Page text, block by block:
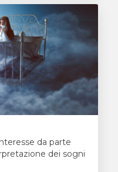
da parte
dei sogni